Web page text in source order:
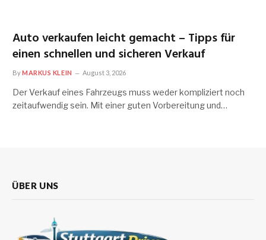
Auto verkaufen leicht gemacht – Tipps für
einen schnellen und sicheren Verkauf
ByMARKUS KLEIN August 3, 2026
Der Verkauf eines Fahrzeugs muss weder kompliziert noch
zeitaufwendig sein. Mit einer guten Vorbereitung und…
ÜBER UNS